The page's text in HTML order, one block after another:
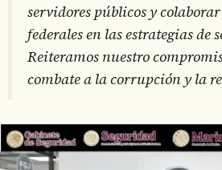
servidores públicos y
federales en las estrategias de
Reiteramos nuestro
combate a la corrupción y la